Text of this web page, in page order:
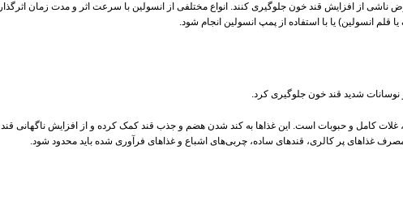
ناشی از افزایش قند خون جلوگیری کنند. انواع مختلفی از انسولین با سرعت اثر و مدت زمان
انسولین) یا با استفاده از پمپ انسولین انجام شود.
نوسانات شدید قند خون جلوگیری کرد.
غلات کامل و حبوبات است. این غذاها به کند شدن هضم و جذب قند کمک کرده و از افزایش ناگهانی
غذاهای پر کالری، قندهای ساده، چربی‌های اشباع و غذاهای فرآوری شده باید محدود شود.